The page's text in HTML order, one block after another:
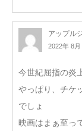
アップル
2022年 8月
今世紀屈指の
やっぱり、チケ
でしょ
映画はまぁ至っ